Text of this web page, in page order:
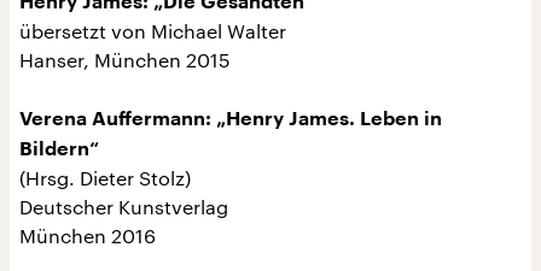
übersetzt von Michael Walter
Hanser, München 2015
Verena Auffermann: „Henry James. Leben in
Bildern“
(Hrsg. Dieter Stolz)
Deutscher Kunstverlag
München 2016